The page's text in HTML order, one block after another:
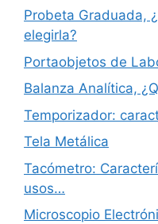
Probeta Graduada,
elegirla?
Portaobjetos de
Balanza Analítica,
Temporizador:
Tela Metálica
Tacómetro:
usos…
Microscopio